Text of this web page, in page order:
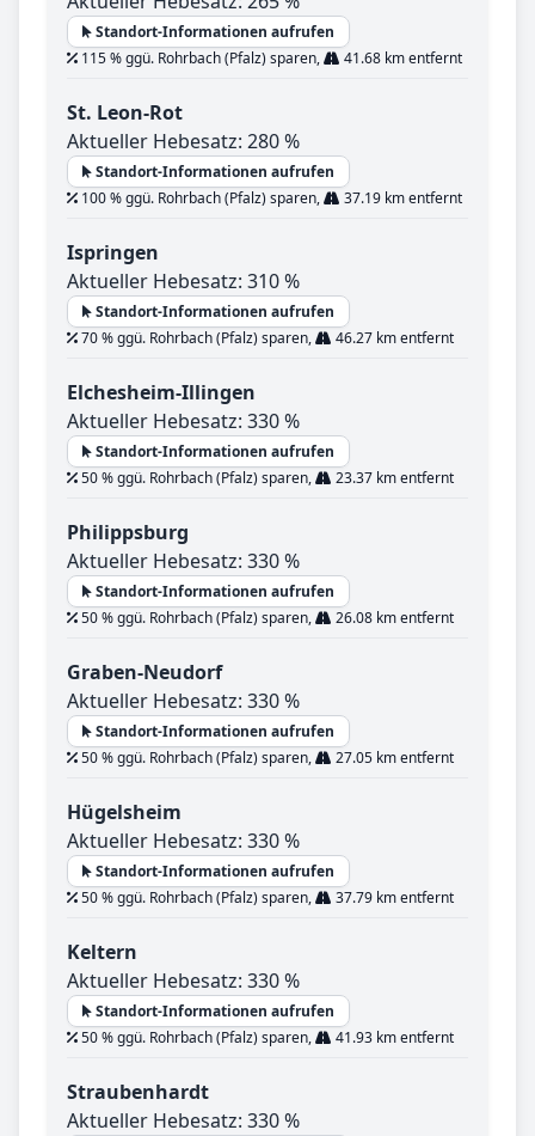
Standort-Informationen aufrufen
115 % ggü. Rohrbach (Pfalz) sparen,
41.68 km entfernt
St. Leon-Rot
Aktueller Hebesatz: 280 %
Standort-Informationen aufrufen
100 % ggü. Rohrbach (Pfalz) sparen,
37.19 km entfernt
Ispringen
Aktueller Hebesatz: 310 %
Standort-Informationen aufrufen
70 % ggü. Rohrbach (Pfalz) sparen,
46.27 km entfernt
Elchesheim-Illingen
Aktueller Hebesatz: 330 %
Standort-Informationen aufrufen
50 % ggü. Rohrbach (Pfalz) sparen,
23.37 km entfernt
Philippsburg
Aktueller Hebesatz: 330 %
Standort-Informationen aufrufen
50 % ggü. Rohrbach (Pfalz) sparen,
26.08 km entfernt
Graben-Neudorf
Aktueller Hebesatz: 330 %
Standort-Informationen aufrufen
50 % ggü. Rohrbach (Pfalz) sparen,
27.05 km entfernt
Hügelsheim
Aktueller Hebesatz: 330 %
Standort-Informationen aufrufen
50 % ggü. Rohrbach (Pfalz) sparen,
37.79 km entfernt
Keltern
Aktueller Hebesatz: 330 %
Standort-Informationen aufrufen
50 % ggü. Rohrbach (Pfalz) sparen,
41.93 km entfernt
Straubenhardt
Aktueller Hebesatz: 330 %